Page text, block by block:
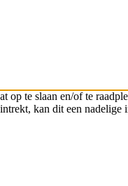
te slaan en/of te
kan dit een